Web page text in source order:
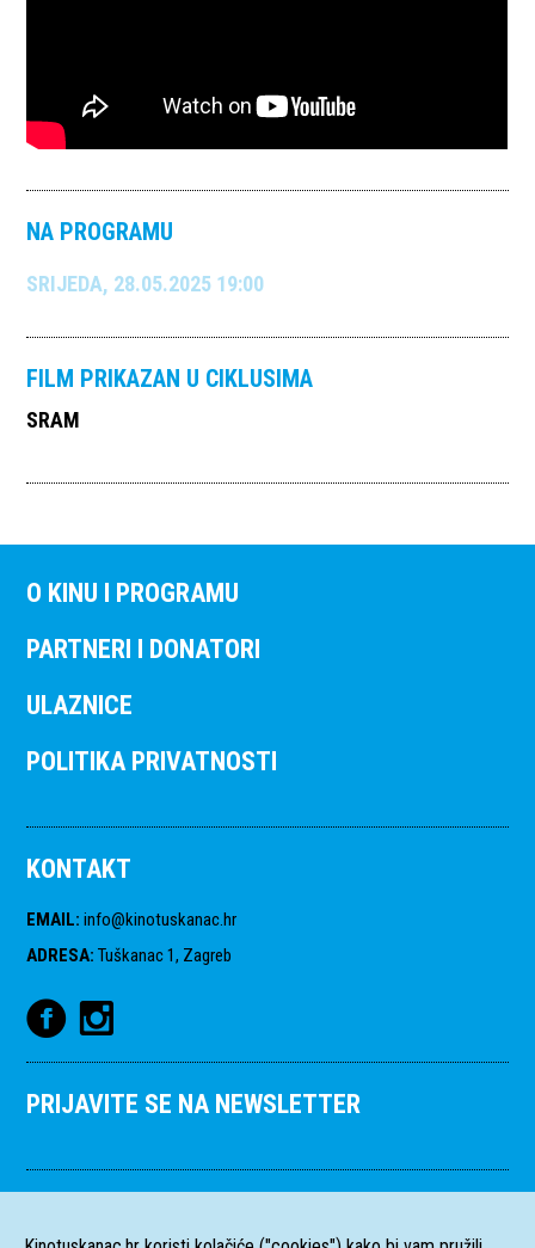
NA PROGRAMU
SRIJEDA, 28.05.2025 19:00
FILM PRIKAZAN U CIKLUSIMA
SRAM
O KINU I PROGRAMU
PARTNERI I DONATORI
ULAZNICE
POLITIKA PRIVATNOSTI
KONTAKT
EMAIL: info@kinotuskanac.hr
ADRESA: Tuškanac 1, Zagreb
PRIJAVITE SE NA NEWSLETTER